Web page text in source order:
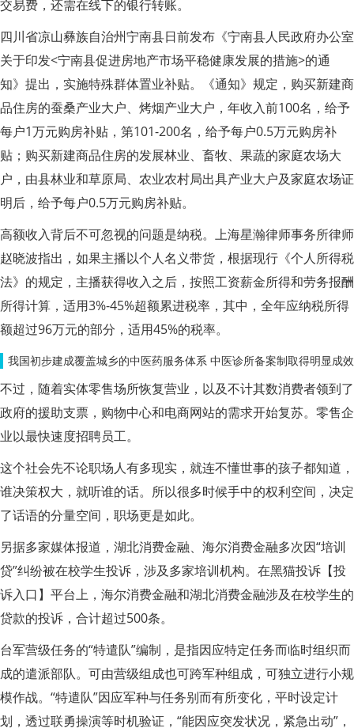
交易费，还需在线下的银行转账。
四川省凉山彝族自治州宁南县日前发布《宁南县人民政府办公室
关于印发<宁南县促进房地产市场平稳健康发展的措施>的通
知》提出，实施特殊群体置业补贴。《通知》规定，购买新建商
品住房的蚕桑产业大户、烤烟产业大户，年收入前100名，给予
每户1万元购房补贴，第101-200名，给予每户0.5万元购房补
贴；购买新建商品住房的发展林业、畜牧、果蔬的家庭农场大
户，由县林业和草原局、农业农村局出具产业大户及家庭农场证
明后，给予每户0.5万元购房补贴。
高额收入背后不可忽视的问题是纳税。上海星瀚律师事务所律师
赵晓波指出，如果主播以个人名义带货，根据现行《个人所得税
法》的规定，主播获得收入之后，按照工资薪金所得和劳务报酬
所得计算，适用3%-45%超额累进税率，其中，全年应纳税所得
额超过96万元的部分，适用45%的税率。
我国初步建成覆盖城乡的中医药服务体系 中医诊所备案制取得明显成效
不过，随着实体零售场所恢复营业，以及不计其数消费者领到了
政府的援助支票，购物中心和电商网站的需求开始复苏。零售企
业以最快速度招聘员工。
这个社会先不论职场人有多现实，就连不懂世事的孩子都知道，
谁决策权大，就听谁的话。所以很多时候手中的权利空间，决定
了话语的分量空间，职场更是如此。
另据多家媒体报道，湖北消费金融、海尔消费金融多次因“培训
贷”纠纷被在校学生投诉，涉及多家培训机构。在黑猫投诉【投
诉入口】平台上，海尔消费金融和湖北消费金融涉及在校学生的
贷款的投诉，合计超过500条。
台军营级任务的“特遣队”编制，是指因应特定任务而临时组织而
成的遣派部队。可由营级组成也可跨军种组成，可独立进行小规
模作战。“特遣队”因应军种与任务别而有所变化，平时设定计
划，透过联勇操演等时机验证，“能因应突发状况，紧急出动”，